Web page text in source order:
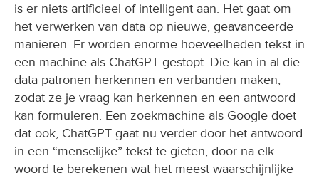
is er niets artificieel of intelligent aan. Het gaat om
het verwerken van data op nieuwe, geavanceerde
manieren. Er worden enorme hoeveelheden tekst in
een machine als ChatGPT gestopt. Die kan in al die
data patronen herkennen en verbanden maken,
zodat ze je vraag kan herkennen en een antwoord
kan formuleren. Een zoekmachine als Google doet
dat ook, ChatGPT gaat nu verder door het antwoord
in een “menselijke” tekst te gieten, door na elk
woord te berekenen wat het meest waarschijnlijke